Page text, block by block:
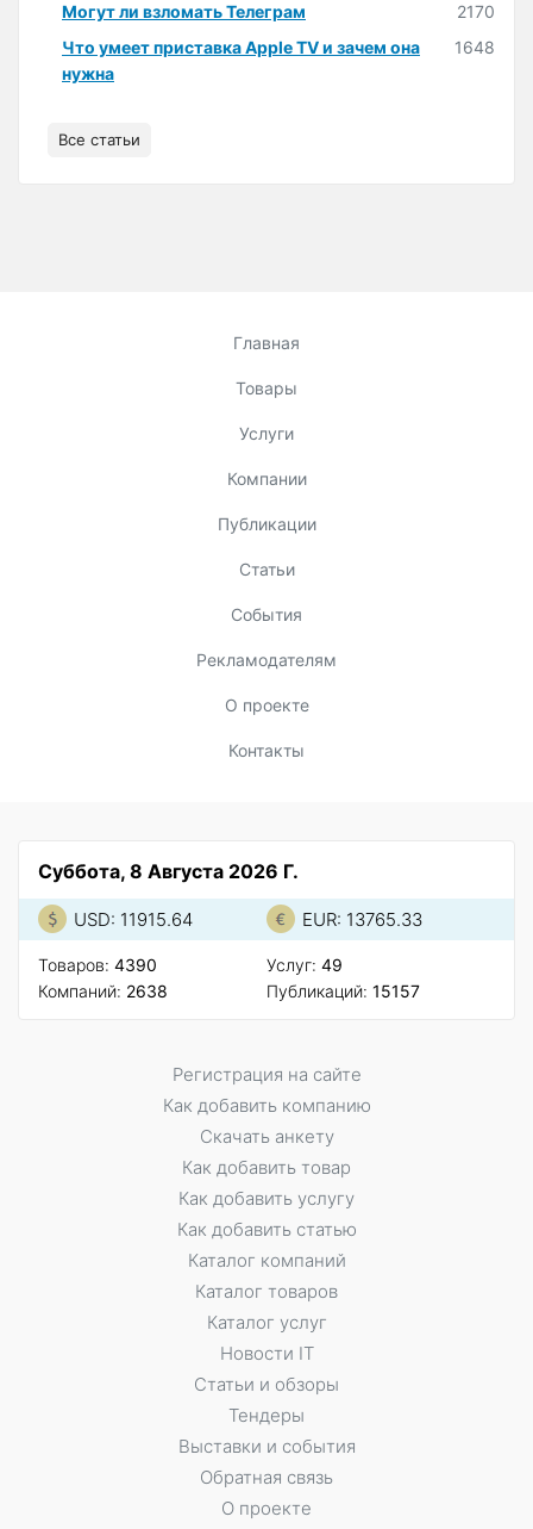
Могут ли взломать Телеграм
2170
Что умеет приставка Apple TV и зачем она
нужна
1648
Все статьи
Главная
Товары
Услуги
Компании
Публикации
Статьи
События
Рекламодателям
О проекте
Контакты
Суббота, 8 Августа 2026 Г.
USD: 11915.64 EUR: 13765.33
Товаров: 4390
Компаний: 2638
Услуг: 49
Публикаций: 15157
Регистрация на сайте
Как добавить компанию
Скачать анкету
Как добавить товар
Как добавить услугу
Как добавить статью
Каталог компаний
Каталог товаров
Каталог услуг
Новости IT
Статьи и обзоры
Тендеры
Выставки и события
Обратная связь
О проекте